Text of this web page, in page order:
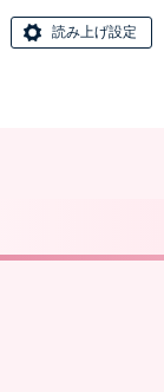
読み上げ設定